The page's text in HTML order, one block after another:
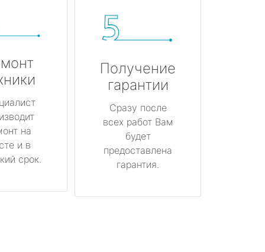
на
и в
срок.
Получение
гарантии
Сразу после
всех работ Вам
будет
предоставлена
гарантия.